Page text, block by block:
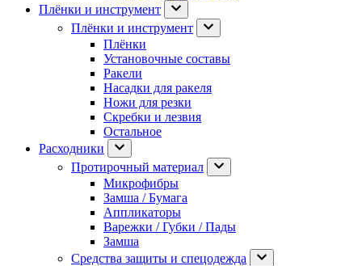
Плёнки и инструмент
Плёнки и инструмент
Плёнки
Установочные составы
Ракели
Насадки для ракеля
Ножи для резки
Скребки и лезвия
Остальное
Расходники
Протирочный материал
Микрофибры
Замша / Бумага
Аппликаторы
Варежки / Губки / Пады
Замша
Средства защиты и спецодежда